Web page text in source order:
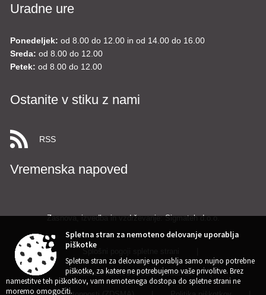
Uradne ure
Ponedeljek: od 8.00 do 12.00 in od 14.00 do 16.00
Sreda: od 8.00 do 12.00
Petek: od 8.00 do 12.00
Ostanite v stiku z nami
RSS
Vremenska napoved
Zasnova, izvedba in vzdrževanje: Sigmateh d.o.o.
Center za varstvo osebnih podatkov |
Spletna stran za nemoteno delovanje uporablja
piškotke
Spletna stran za delovanje uporablja samo nujno potrebne
piškotke, za katere ne potrebujemo vaše privolitve. Brez
namestitve teh piškotkov, vam nemotenega dostopa do spletne strani ne
moremo omogočiti.